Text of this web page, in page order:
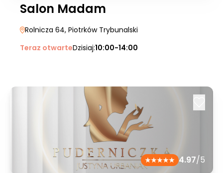
Salon Madam
Rolnicza 64, Piotrków Trybunalski
Teraz otwarteDzisiaj:10:00-14:00
4.97/5